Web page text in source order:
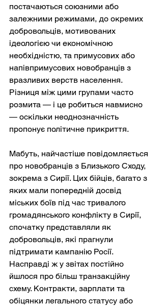
постачаються союзними або
залежними режимами, до окремих
добровольців, мотивованих
ідеологією чи економічною
необхідністю, та примусових або
напівпримусових новобранців з
вразливих верств населення.
Різниця між цими групами часто
розмита — і це робиться навмисно
— оскільки неоднозначність
пропонує політичне прикриття.
Мабуть, найчастіше повідомляється
про новобранців з Близького Сходу,
зокрема з Сирії. Цих бійців, багато з
яких мали попередній досвід
міських боїв під час тривалого
громадянського конфлікту в Сирії,
спочатку представляли як
добровольців, які прагнули
підтримати кампанію Росії.
Насправді ж у звітах постійно
йшлося про більш транзакційну
схему. Контракти, зарплати та
обіцянки легального статусу або